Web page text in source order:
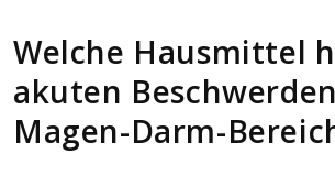
Welche Hausmittel
akuten
Magen-Darm-